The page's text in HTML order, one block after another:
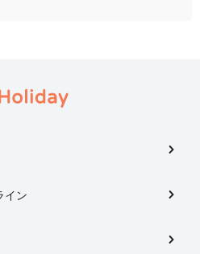
イン